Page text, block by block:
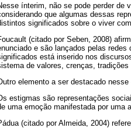
ínterim, não se pode perder de
que algumas dessas
significados sobre o viver
(citado por Seben, 2008)
e são lançados pelas
está inserido nos
de valores, crenças, tradições
elemento a ser destacado
estigmas são representações
uma emoção manifestada por uma
(citado por Almeida, 2004)